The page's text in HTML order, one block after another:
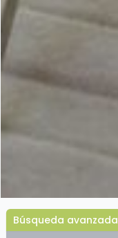
Búsqueda avanzada